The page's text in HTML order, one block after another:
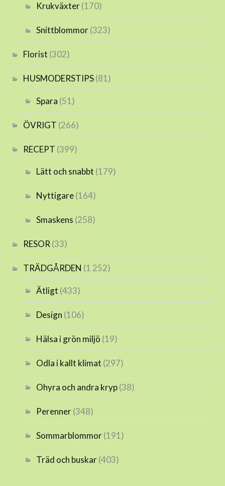
Krukväxter(170)
Snittblommor(323)
Florist (302)
HUSMODERSTIPS(81)
Spara (51)
ÖVRIGT (266)
RECEPT (399)
Lätt och snabbt (179)
Nyttigare(164)
Smaskens (258)
RESOR (33)
TRÄDGÅRDEN (1 252)
Ätligt (433)
Design (106)
Hälsa i grön miljö (19)
Odla i kallt klimat (297)
Ohyra och andra kryp(38)
Perenner(348)
Sommarblommor(191)
Träd och buskar(403)